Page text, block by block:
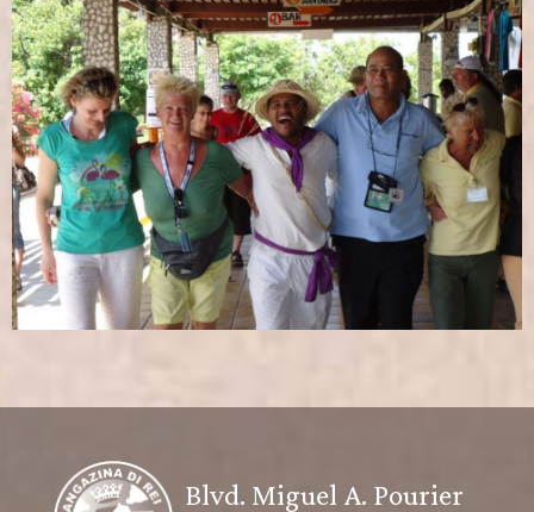
Blvd. Miguel A. Pourier